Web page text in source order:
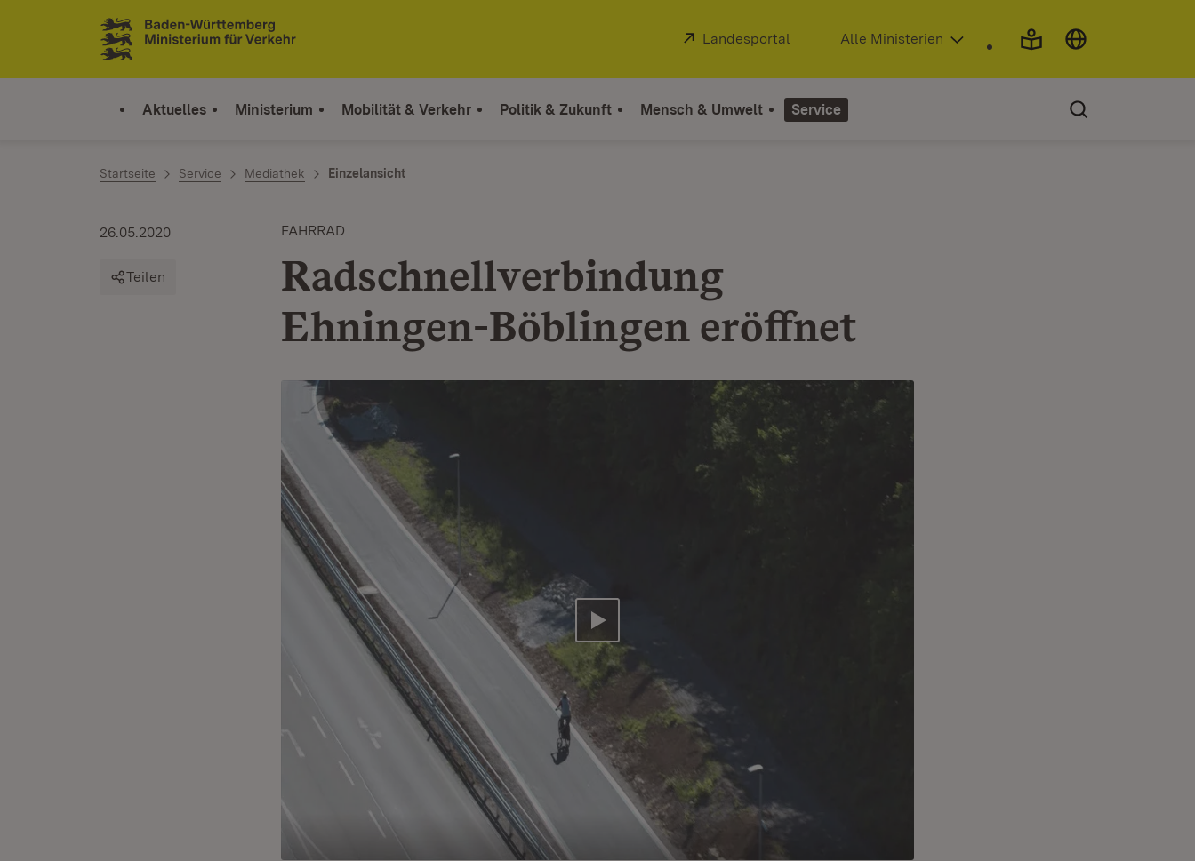
Zum Inhalt springen
Link zur Startseite
Extern:
Landesportal (Öffnet in neuem Fenster)
Alle Ministerien
Aktuelles Ministerium Mobilität & Verkehr Politik & Zukunft Mensch & Umwelt Service
Startseite Service Mediathek Einzelansicht
FAHRRAD
Radschnellverbindung
Ehningen-Böblingen eröffnet
26.05.2020
Teilen
Video abspielen